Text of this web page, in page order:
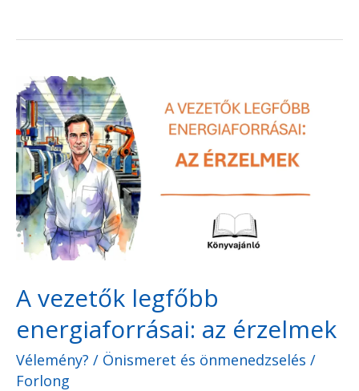
A vezetők legfőbb
energiaforrásai: az érzelmek
Vélemény? / Önismeret és önmenedzselés /
Forlong
A
vezetők
legfőbb
energiaforrásai:
az
érzelmek